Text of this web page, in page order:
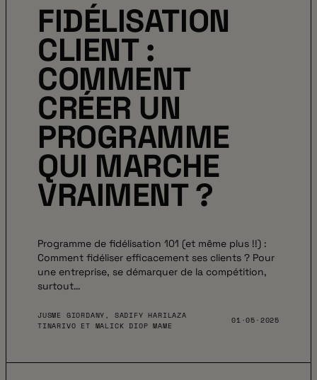
FIDÉLISATION
CLIENT :
COMMENT
CRÉER UN
PROGRAMME
QUI MARCHE
VRAIMENT ?
Programme de fidélisation 101 (et même plus !!) :
Comment fidéliser efficacement ses clients ? Pour
une entreprise, se démarquer de la compétition,
surtout…
JUSME GIORDANY, SADIFY HARILAZA
TINARIVO ET MALICK DIOP MAME
01·05·2025